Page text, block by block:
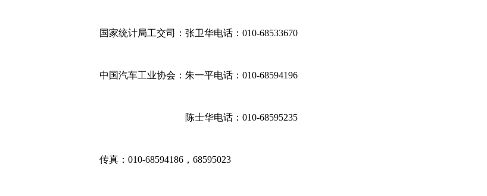
国家统计局工交司：张卫华电话：010-68533670
中国汽车工业协会：朱一平电话：010-68594196
陈士华电话：010-68595235
传真：010-68594186，68595023